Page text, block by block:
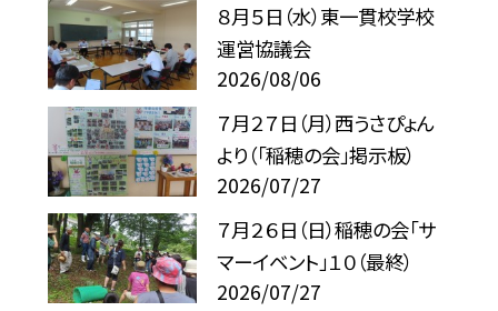
８月５日（水）東一貫校学校
運営協議会
2026/08/06
７月２７日（月）西うさぴょん
より（「稲穂の会」掲示板）
2026/07/27
７月２６日（日）稲穂の会「サ
マーイベント」１０（最終）
2026/07/27